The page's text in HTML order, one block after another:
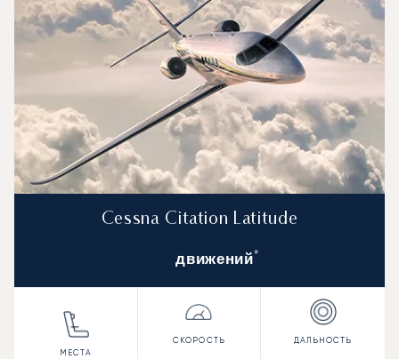
Cessna Citation Latitude
движений*